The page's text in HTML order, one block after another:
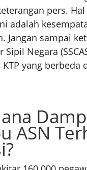
pers.
adalah
Jangan sampai
Sipil Negara
yang
ASN